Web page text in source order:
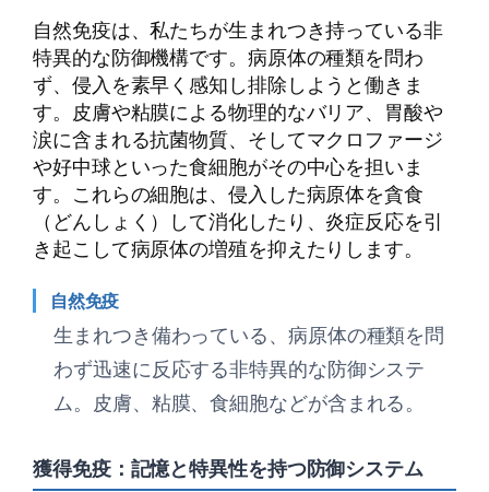
自然免疫は、私たちが生まれつき持っている非
特異的な防御機構です。病原体の種類を問わ
ず、侵入を素早く感知し排除しようと働きま
す。皮膚や粘膜による物理的なバリア、胃酸や
涙に含まれる抗菌物質、そしてマクロファージ
や好中球といった食細胞がその中心を担いま
す。これらの細胞は、侵入した病原体を貪食
（どんしょく）して消化したり、炎症反応を引
き起こして病原体の増殖を抑えたりします。
自然免疫
生まれつき備わっている、病原体の種類を問
わず迅速に反応する非特異的な防御システ
ム。皮膚、粘膜、食細胞などが含まれる。
獲得免疫：記憶と特異性を持つ防御システム